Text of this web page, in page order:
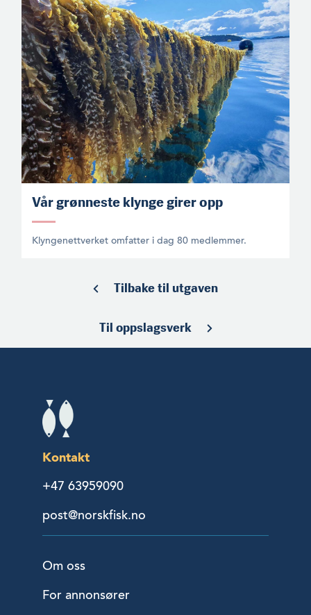
Vår grønneste klynge girer opp
Klyngenettverket omfatter i dag 80 medlemmer.
Tilbake til utgaven
Til oppslagsverk
Kontakt
+47 63959090
post@norskfisk.no
Om oss
For annonsører